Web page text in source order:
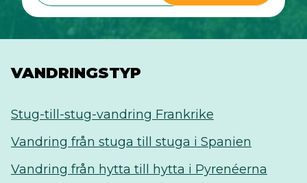
VANDRINGSTYP
Stug-till-stug-vandring Frankrike
Vandring från stuga till stuga i Spanien
Vandring från hytta till hytta i Pyrenéerna